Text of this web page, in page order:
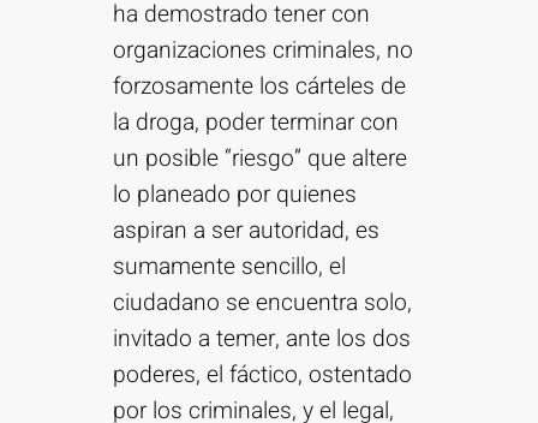
ha demostrado tener con
organizaciones criminales, no
forzosamente los cárteles de
la droga, poder terminar con
un posible “riesgo” que altere
lo planeado por quienes
aspiran a ser autoridad, es
sumamente sencillo, el
ciudadano se encuentra solo,
invitado a temer, ante los dos
poderes, el fáctico, ostentado
por los criminales, y el legal,